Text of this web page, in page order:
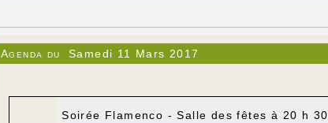
Agenda du Samedi 11 Mars 2017
Soirée Flamenco - Salle des fêtes à 20 h 30